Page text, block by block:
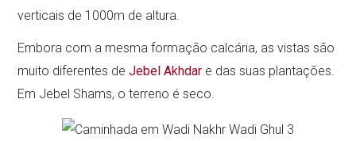
verticais de 1000m de altura.
Embora com a mesma formação calcária, as vistas são
muito diferentes deJebel Akhdar e das suas plantações.
Em Jebel Shams, o terreno é seco.